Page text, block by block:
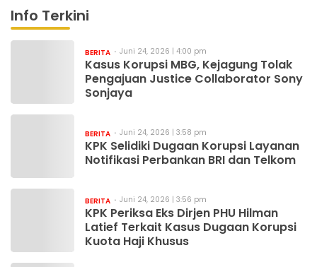
Info Terkini
BERITA Juni 24, 2026 | 4:00 pm
Kasus Korupsi MBG, Kejagung Tolak
Pengajuan Justice Collaborator Sony
Sonjaya
BERITA Juni 24, 2026 | 3:58 pm
KPK Selidiki Dugaan Korupsi Layanan
Notifikasi Perbankan BRI dan Telkom
BERITA Juni 24, 2026 | 3:56 pm
KPK Periksa Eks Dirjen PHU Hilman
Latief Terkait Kasus Dugaan Korupsi
Kuota Haji Khusus